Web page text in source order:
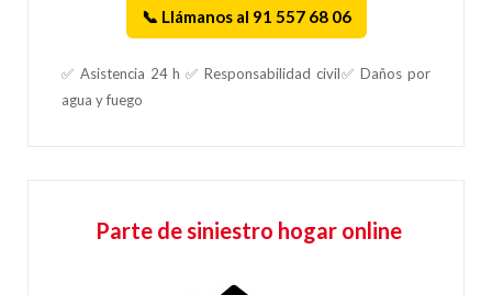
📞 Llámanos al 91 557 68 06
✅ Asistencia 24 h ✅ Responsabilidad civil✅ Daños por
agua y fuego
Parte de siniestro hogar online